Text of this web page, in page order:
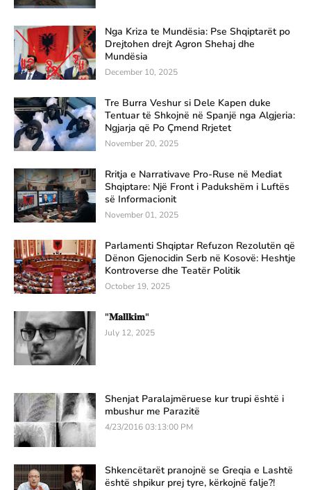
Nga Kriza te Mundësia: Pse Shqiptarët po
Drejtohen drejt Agron Shehaj dhe
Mundësia
December 10, 2025
Tre Burra Veshur si Dele Kapen duke
Tentuar të Shkojnë në Spanjë nga Algjeria:
Ngjarja që Po Çmend Rrjetet
November 20, 2025
Rritja e Narrativave Pro-Ruse në Mediat
Shqiptare: Një Front i Padukshëm i Luftës
së Informacionit
November 01, 2025
Parlamenti Shqiptar Refuzon Rezolutën që
Dënon Gjenocidin Serb në Kosovë: Heshtje
Kontroverse dhe Teatër Politik
October 19, 2025
"𝐌𝐚𝐥𝐥𝐤𝐢𝐦"
July 12, 2025
Shenjat Paralajmëruese kur trupi është i
mbushur me Parazitë
4/23/2016 03:13:00 PM
Shkencëtarët pranojnë se Greqia e Lashtë
është shpikur prej tyre, kërkojnë falje?!